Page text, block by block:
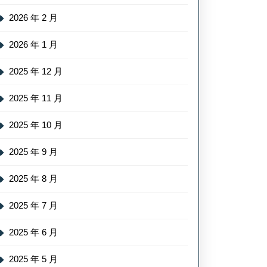
2026 年 2 月
2026 年 1 月
2025 年 12 月
2025 年 11 月
2025 年 10 月
2025 年 9 月
2025 年 8 月
2025 年 7 月
2025 年 6 月
2025 年 5 月